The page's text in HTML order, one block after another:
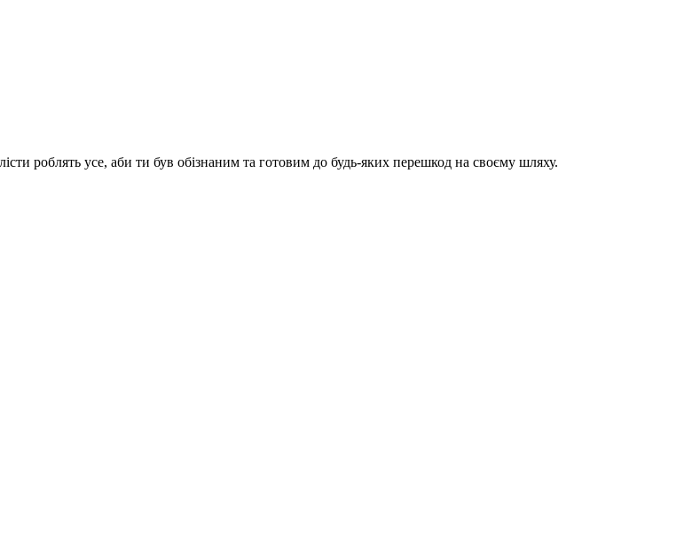
роблять усе, аби ти був обізнаним та готовим до будь-яких перешкод на своєму шляху.